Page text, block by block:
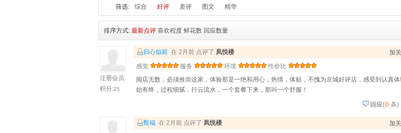
筛选:
综合 好评 差评 图文 精华
排序方式: 最新点评 喜欢程度 鲜花数 回应数量
注册会员
积分:25
加
归心似箭 在 2月前 点评了 凤悦楼
感觉
服务 环境
性价比
阅店无数，必须推崇这家，体验那是一绝和用心，热情，体贴，不愧为京城好评店，感受到认真
始有终，过程细腻，行云流水，一个套餐下来，那叫一个舒服！
回应(0 条)
加
䚈福 在 2月前 点评了 凤悦楼